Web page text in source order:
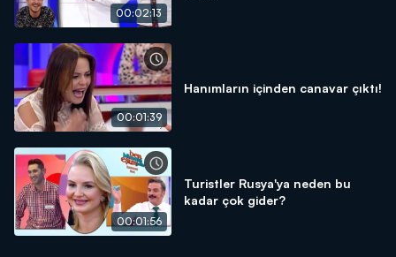
00:02:13
00:01:39
Hanımların içinden canavar çıktı!
00:01:56
Turistler Rusya'ya neden bu
kadar çok gider?